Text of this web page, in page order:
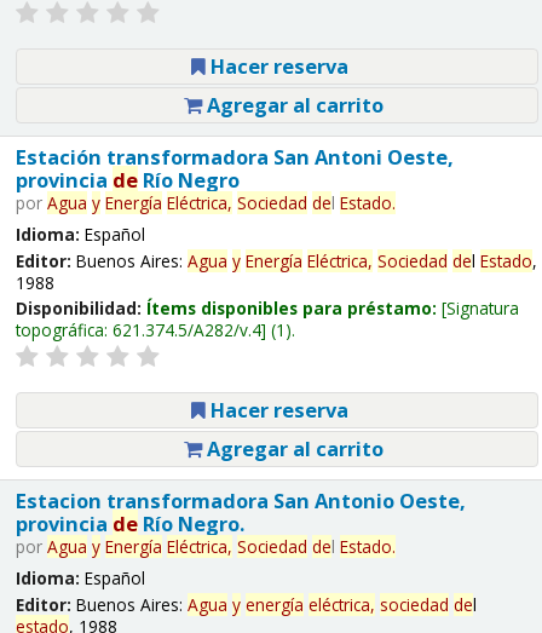
Hacer reserva
Agregar al carrito
Estación transformadora San Antoni Oeste,
provincia deRío Negro
por Agua y Energía Eléctrica, Sociedad del Estado.
Idioma: Español
Editor: Buenos Aires: Agua y Energía Eléctrica, Sociedad del Estado,
1988
Disponibilidad: Ítems disponibles para préstamo: Signatura
topográfica: 621.374.5/A282/v.4 (1).
Hacer reserva
Agregar al carrito
Estacion transformadora San Antonio Oeste,
provincia deRío Negro.
por Agua y Energía Eléctrica, Sociedad del Estado.
Idioma: Español
Editor: Buenos Aires: Agua y energía eléctrica, sociedad del
estado, 1988